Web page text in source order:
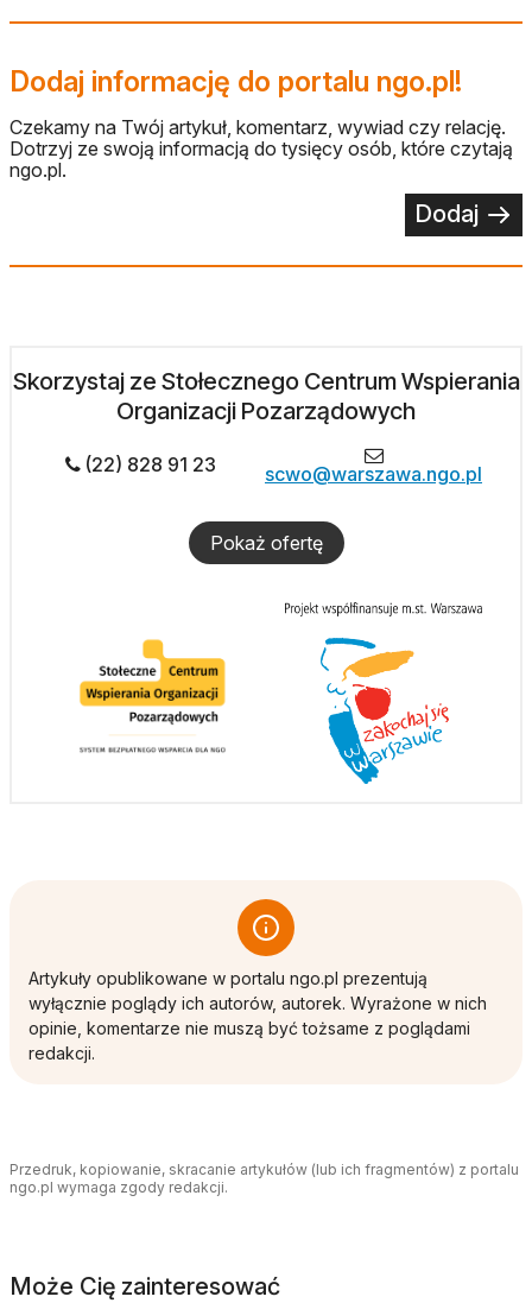
Dodaj informację do portalu ngo.pl!
Czekamy na Twój artykuł, komentarz, wywiad czy relację.
Dotrzyj ze swoją informacją do tysięcy osób, które czytają
ngo.pl.
Dodaj
Skorzystaj ze Stołecznego Centrum Wspierania
Organizacji Pozarządowych
(22) 828 91 23 scwo@warszawa.ngo.pl
Pokaż ofertę
Artykuły opublikowane w portalu ngo.pl prezentują
wyłącznie poglądy ich autorów, autorek. Wyrażone w nich
opinie, komentarze nie muszą być tożsame z poglądami
redakcji.
Przedruk, kopiowanie, skracanie artykułów (lub ich fragmentów) z portalu
ngo.pl wymaga zgody redakcji.
Może Cię zainteresować